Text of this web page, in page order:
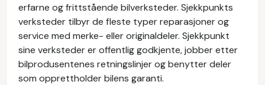
erfarne og frittstående bilverksteder. Sjekkpunkts
verksteder tilbyr de fleste typer reparasjoner og
service med merke- eller originaldeler. Sjekkpunkt
sine verksteder er offentlig godkjente, jobber etter
bilprodusentenes retningslinjer og benytter deler
som opprettholder bilens garanti.